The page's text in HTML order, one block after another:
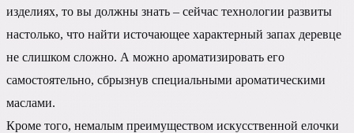
изделиях, то вы должны знать – сейчас технологии развиты
настолько, что найти источающее характерный запах деревце
не слишком сложно. А можно ароматизировать его
самостоятельно, сбрызнув специальными ароматическими
маслами.
Кроме того, немалым преимуществом искусственной елочки